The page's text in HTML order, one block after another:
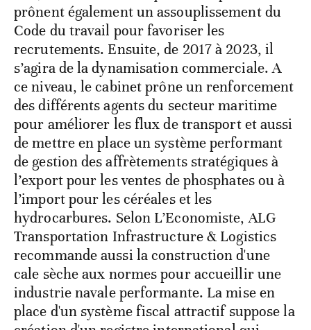
prônent également un assouplissement du
Code du travail pour favoriser les
recrutements. Ensuite, de 2017 à 2023, il
s’agira de la dynamisation commerciale. A
ce niveau, le cabinet prône un renforcement
des différents agents du secteur maritime
pour améliorer les flux de transport et aussi
de mettre en place un système performant
de gestion des affrètements stratégiques à
l’export pour les ventes de phosphates ou à
l’import pour les céréales et les
hydrocarbures. Selon L’Economiste, ALG
Transportation Infrastructure & Logistics
recommande aussi la construction d'une
cale sèche aux normes pour accueillir une
industrie navale performante. La mise en
place d'un système fiscal attractif suppose la